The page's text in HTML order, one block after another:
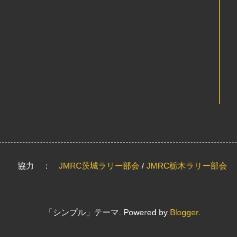
協力 ： JMRC茨城ラリー部会 / JMRC栃木ラリー部会
「シンプル」テーマ. Powered by Blogger.